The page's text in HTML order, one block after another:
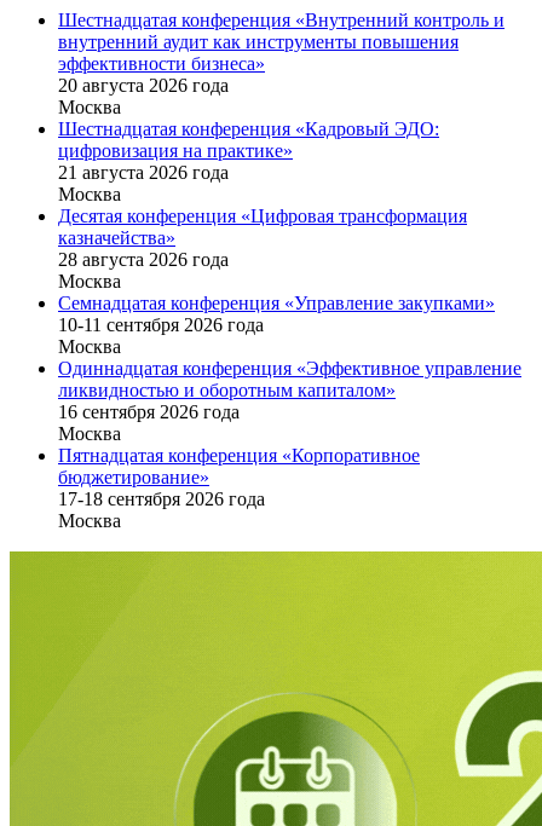
Шестнадцатая конференция «Внутренний контроль и
внутренний аудит как инструменты повышения
эффективности бизнеса»
20 августа 2026 года
Москва
Шестнадцатая конференция «Кадровый ЭДО:
цифровизация на практике»
21 августа 2026 года
Москва
Десятая конференция «Цифровая трансформация
казначейства»
28 августа 2026 года
Москва
Семнадцатая конференция «Управление закупками»
10-11 сентября 2026 года
Москва
Одиннадцатая конференция «Эффективное управление
ликвидностью и оборотным капиталом»
16 cентября 2026 года
Москва
Пятнадцатая конференция «Корпоративное
бюджетирование»
17-18 сентября 2026 года
Москва